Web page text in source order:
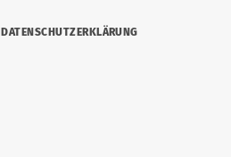
DATENSCHUTZERKLÄRUNG